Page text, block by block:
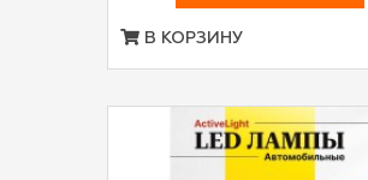
В КОРЗИНУ